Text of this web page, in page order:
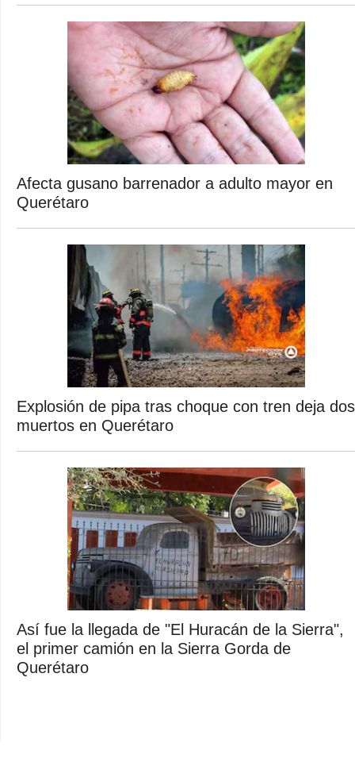
Afecta gusano barrenador a adulto mayor en
Querétaro
Explosión de pipa tras choque con tren deja dos
muertos en Querétaro
Así fue la llegada de "El Huracán de la Sierra",
el primer camión en la Sierra Gorda de
Querétaro